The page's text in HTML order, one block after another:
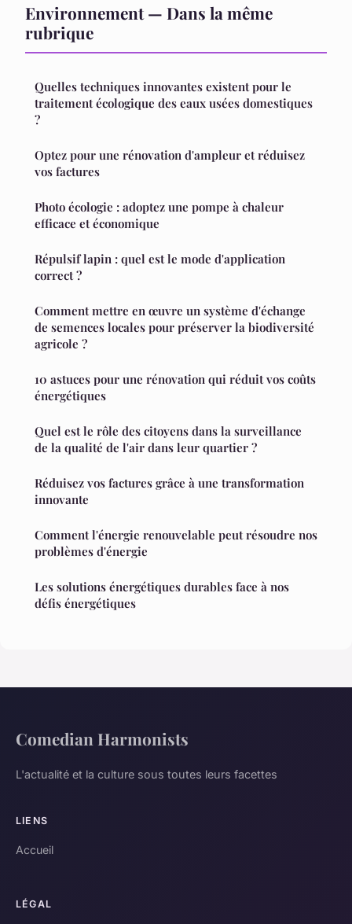
Environnement — Dans la même
rubrique
Quelles techniques innovantes existent pour le
traitement écologique des eaux usées domestiques
?
Optez pour une rénovation d'ampleur et réduisez
vos factures
Photo écologie : adoptez une pompe à chaleur
efficace et économique
Répulsif lapin : quel est le mode d'application
correct ?
Comment mettre en œuvre un système d'échange
de semences locales pour préserver la biodiversité
agricole ?
10 astuces pour une rénovation qui réduit vos coûts
énergétiques
Quel est le rôle des citoyens dans la surveillance
de la qualité de l'air dans leur quartier ?
Réduisez vos factures grâce à une transformation
innovante
Comment l'énergie renouvelable peut résoudre nos
problèmes d'énergie
Les solutions énergétiques durables face à nos
défis énergétiques
Comedian Harmonists
L'actualité et la culture sous toutes leurs facettes
LIENS
Accueil
LÉGAL